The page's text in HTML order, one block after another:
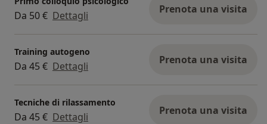
Da 50 € Dettagli Prenota una visita
Training autogeno
Da 45 € Dettagli Prenota una visita
Tecniche di rilassamento
Da 45 € Dettagli Prenota una visita